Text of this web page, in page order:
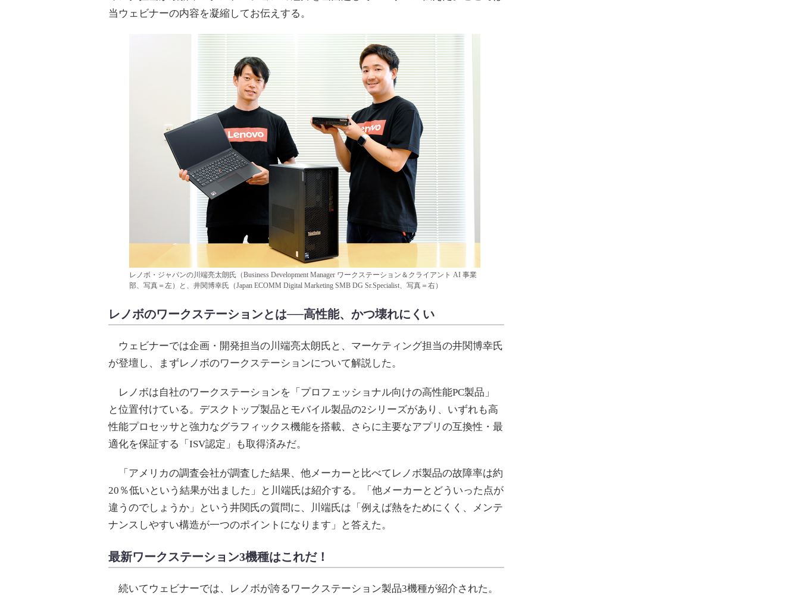
当ウェビナーの内容を凝縮してお伝えする。
レノボ・ジャパンの川端亮太朗氏（Business Development Manager ワークステーション＆クライアント AI 事業
部、写真＝左）と、井関博幸氏（Japan ECOMM Digital Marketing SMB DG Sr.Specialist、写真＝右）
レノボのワークステーションとは──高性能、かつ壊れにくい
ウェビナーでは企画・開発担当の川端亮太朗氏と、マーケティング担当の井関博幸氏
が登壇し、まずレノボのワークステーションについて解説した。
レノボは自社のワークステーションを「プロフェッショナル向けの高性能PC製品」
と位置付けている。デスクトップ製品とモバイル製品の2シリーズがあり、いずれも高
性能プロセッサと強力なグラフィックス機能を搭載、さらに主要なアプリの互換性・最
適化を保証する「ISV認定」も取得済みだ。
「アメリカの調査会社が調査した結果、他メーカーと比べてレノボ製品の故障率は約
20％低いという結果が出ました」と川端氏は紹介する。「他メーカーとどういった点が
違うのでしょうか」という井関氏の質問に、川端氏は「例えば熱をためにくく、メンテ
ナンスしやすい構造が一つのポイントになります」と答えた。
最新ワークステーション3機種はこれだ！
続いてウェビナーでは、レノボが誇るワークステーション製品3機種が紹介された。